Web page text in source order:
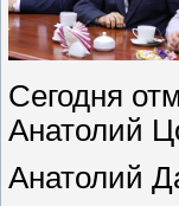
Сегодня
Анатолий
Анатолий